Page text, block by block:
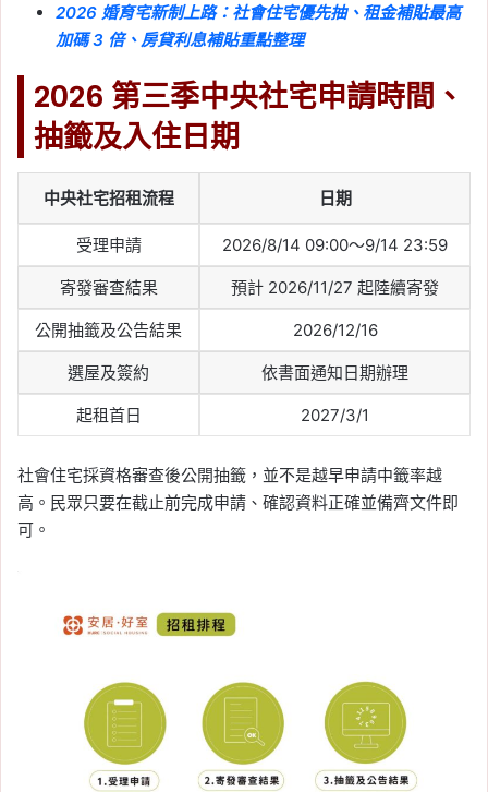
2026 婚育宅新制上路：社會住宅優先抽、租金補貼最高
加碼 3 倍、房貸利息補貼重點整理
2026 第三季中央社宅申請時間、
抽籤及入住日期
中央社宅招租流程 日期
受理申請 2026/8/14 09:00～9/14 23:59
寄發審查結果 預計 2026/11/27 起陸續寄發
公開抽籤及公告結果 2026/12/16
選屋及簽約 依書面通知日期辦理
起租首日 2027/3/1
社會住宅採資格審查後公開抽籤，並不是越早申請中籤率越
高。民眾只要在截止前完成申請、確認資料正確並備齊文件即
可。